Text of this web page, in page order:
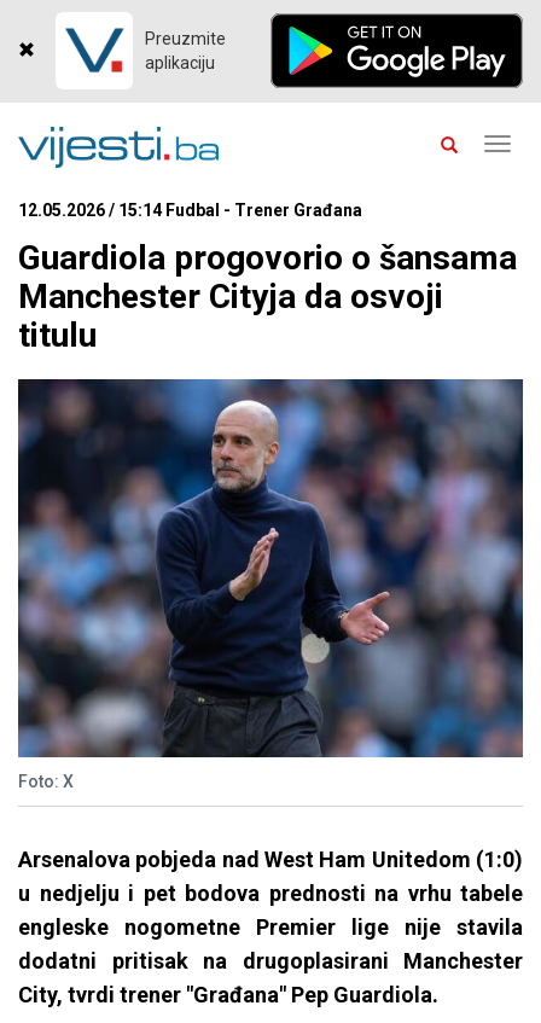
Preuzmite
aplikaciju
12.05.2026 / 15:14 Fudbal - Trener Građana
Guardiola progovorio o šansama
Manchester Cityja da osvoji
titulu
Foto: X
Arsenalova pobjeda nad West Ham Unitedom (1:0)
u nedjelju i pet bodova prednosti na vrhu tabele
engleske nogometne Premier lige nije stavila
dodatni pritisak na drugoplasirani Manchester
City, tvrdi trener "Građana" Pep Guardiola.